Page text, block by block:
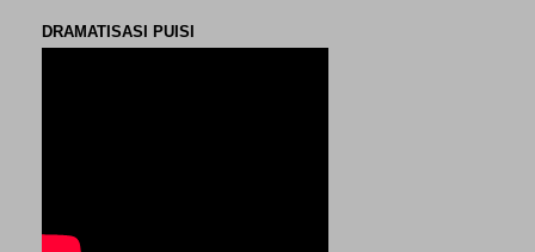
DRAMATISASI PUISI